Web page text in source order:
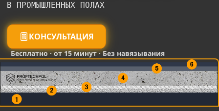
В ПРОМЫШЛЕННЫХ ПОЛАХ
КОНСУЛЬТАЦИЯ
Бесплатно · от 15 минут · Без навязывания